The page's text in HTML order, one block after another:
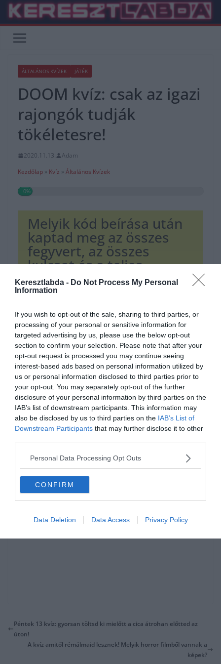
Keresztlabda - Do Not Process My Personal
Information
If you wish to opt-out of the sale, sharing to third parties, or
processing of your personal or sensitive information for
targeted advertising by us, please use the below opt-out
section to confirm your selection. Please note that after your
opt-out request is processed you may continue seeing
interest-based ads based on personal information utilized by
us or personal information disclosed to third parties prior to
your opt-out. You may separately opt-out of the further
disclosure of your personal information by third parties on the
IAB’s list of downstream participants. This information may
also be disclosed by us to third parties on the IAB’s List of
Downstream Participants that may further disclose it to other
Personal Data Processing Opt Outs
CONFIRM
Data Deletion Data Access Privacy Policy
Skip
content
ÁLTALÁNOS KVÍZEK JÁTÉK
DOOM kvíz: csak az igazi
rajongók tudják
tökéletesre!
2020.11.13.
Adam
Kezdőlap » Kvíz » Általános Kvízek
0%
Melyik kód beírása után
kaptad meg az összes
fegyvert, az összes
kulcsot és a teljes
páncélt?
IDFA
IDKFA
IDCHOPPERS
Ha érdekelnek további kvízek, ittmegtalálod őket. Illetve
csatlakozhatsz afacebook csoportunkhoz is.
Mielőtt mész ne felejtsd el megosztani barátaiddal az
Péntek 13 kvíz: gyorsan töltsd ki mielőtt a cica átrohan előtted az
úton!
A kvíz amitől rémálmaid lesznek! Melyik horror filmből vannak a
képek?